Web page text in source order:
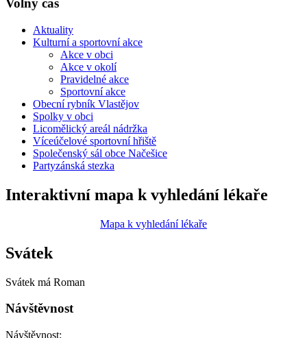
Volný čas
Aktuality
Kulturní a sportovní akce
Akce v obci
Akce v okolí
Pravidelné akce
Sportovní akce
Obecní rybník Vlastějov
Spolky v obci
Licomělický areál nádržka
Víceúčelové sportovní hřiště
Společenský sál obce Načešice
Partyzánská stezka
Interaktivní mapa k vyhledání lékaře
Mapa k vyhledání lékaře
Svátek
Svátek má Roman
Návštěvnost
Návštěvnost: